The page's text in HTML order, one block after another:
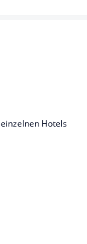
Hotels